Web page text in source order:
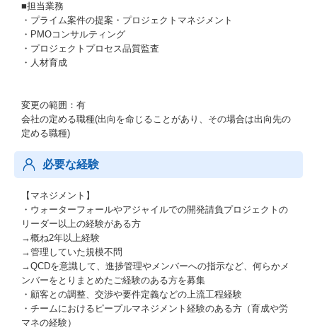
■担当業務
・プライム案件の提案・プロジェクトマネジメント
・PMOコンサルティング
・プロジェクトプロセス品質監査
・人材育成
変更の範囲：有
会社の定める職種(出向を命じることがあり、その場合は出向先の
定める職種)
必要な経験
【マネジメント】
・ウォーターフォールやアジャイルでの開発請負プロジェクトの
リーダー以上の経験がある方
→概ね2年以上経験
→管理していた規模不問
→QCDを意識して、進捗管理やメンバーへの指示など、何らかメ
ンバーをとりまとめたご経験のある方を募集
・顧客との調整、交渉や要件定義などの上流工程経験
・チームにおけるピープルマネジメント経験のある方（育成や労
マネの経験）